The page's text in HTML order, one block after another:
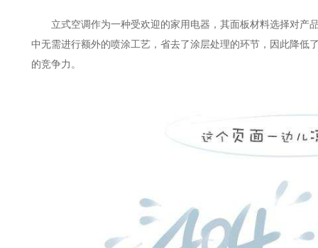
立式空调作为一种受欢迎的家用电器，其面板材料选择对产
中无需进行额外的喷涂工艺，省去了涂层处理的环节，因此降低
的竞争力。